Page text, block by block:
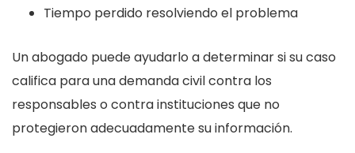
Tiempo perdido resolviendo el problema
Un abogado puede ayudarlo a determinar si su caso
califica para una demanda civil contra los
responsables o contra instituciones que no
protegieron adecuadamente su información.